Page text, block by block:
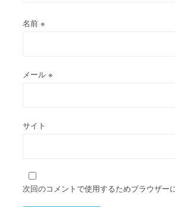
名前 ※
メール ※
サイト
次回のコメントで使用するためブラウザー